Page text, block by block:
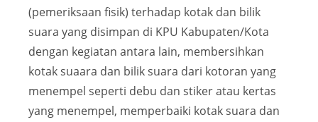
(pemeriksaan fisik) terhadap kotak dan bilik
suara yang disimpan di KPU Kabupaten/Kota
dengan kegiatan antara lain, membersihkan
kotak suaara dan bilik suara dari kotoran yang
menempel seperti debu dan stiker atau kertas
yang menempel, memperbaiki kotak suara dan